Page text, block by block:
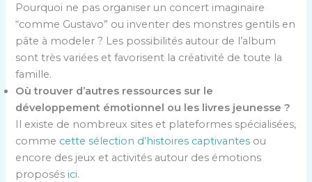
Pourquoi ne pas organiser un concert imaginaire
“comme Gustavo” ou inventer des monstres gentils en
pâte à modeler ? Les possibilités autour de l’album
sont très variées et favorisent la créativité de toute la
famille.
Où trouver d’autres ressources sur le
développement émotionnel ou les livres jeunesse ?
Il existe de nombreux sites et plateformes spécialisées,
comme cette sélection d’histoires captivantes ou
encore des jeux et activités autour des émotions
proposés ici.